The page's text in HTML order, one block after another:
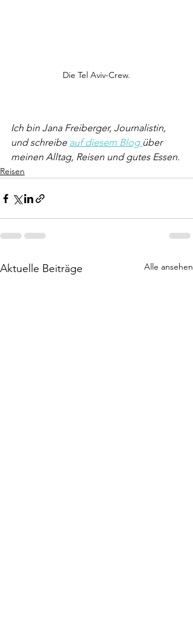
Die Tel Aviv-Crew.
Ich bin Jana Freiberger, Journalistin,
und schreibe auf diesem Blog über
meinen Alltag, Reisen und gutes Essen.
Reisen
Aktuelle Beiträge Alle ansehen